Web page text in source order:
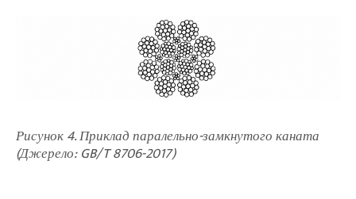
Рисунок 4. Приклад паралельно-замкнутого каната
(Джерело: GB/T 8706-2017)